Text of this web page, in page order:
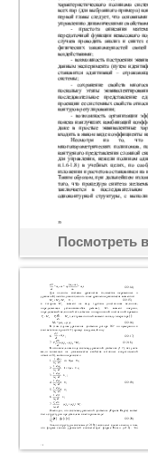
Посмотреть